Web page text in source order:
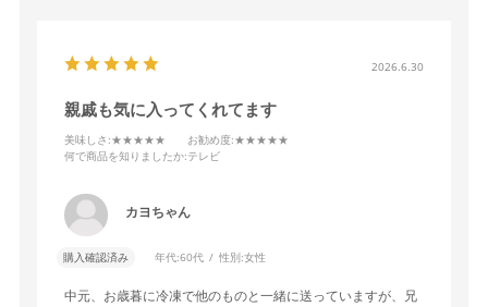
2026.6.30
親戚も気に入ってくれてます
美味しさ :★★★★★ お勧め度:★★★★★
何で商品を知りましたか:テレビ
カヨちゃん
購入確認済み 年代:60代 性別:女性
中元、お歳暮に冷凍で他のものと一緒に送っていますが、兄